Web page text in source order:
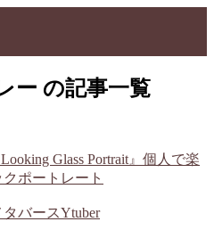
ー の記事一覧
Glass Portrait』個人で楽
ポートレート
タバースYtuber